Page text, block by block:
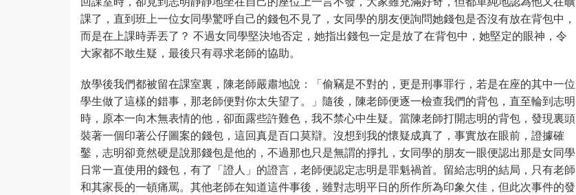
課了，直到班上一位女同學驚呼自己的錢包不見了，女同學的朋友便詢問她錢包是否沒有放在背包中，
而是在上課時弄丟了？ 不過女同學堅決地否定，她指出錢包一定是放了在背包中，她堅定的眼神，令
大家都不敢生疑，最後只有尋求老師的協助。
放學後我們都被留在課室裏，陳老師嚴肅地說：「偷竊是不對的，更是刑事罪行，若是在座的其中一位
學生做了這樣的錯事，那老師便對你太失望了。」隨後，陳老師便逐一檢查我們的背包，直至輪到志明
時，原本一向木無表情的他，卻面露些許難色，我不禁心中生疑。當陳老師打開志明的背包，發現裏頭
裝著一個印著公仔圖案的錢包，這回真是百口莫辯。沒想到我的懷疑成真了，事實放在眼前，證據確
鑿，志明卻竟然硬是說那錢包是他的，不過那也只是無謂的掙扎，女同學的朋友一眼便認出那是女同學
日常一直使用的錢包，有了「證人」的證言，老師便認定志明是罪魁禍首。留給志明的結局，只有老師
和其家長的一頓痛罵。其他老師在知道這件事後，雖對志明平日的所作所為印象欠佳，但此次事件的發